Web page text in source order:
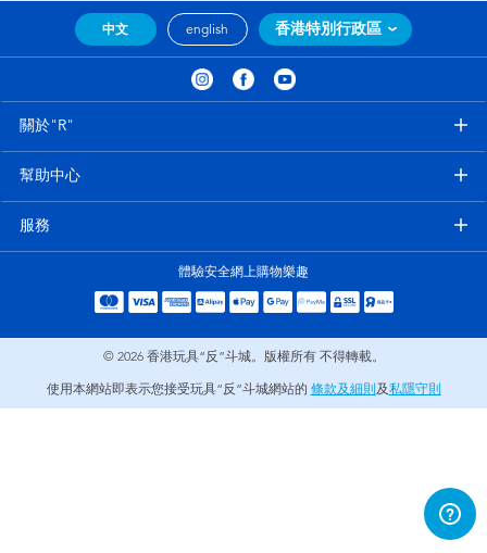
娃娃, 芭比,收藏公仔
益智學習玩具
戶外及運動用品
角色扮演及造型系列
Pokemon寶可夢
LeapFrog跳跳蛙
Globber高樂寶
14歳以上
中文 english 香港特別行政區
關於"R"
幫助中心
服務
體驗安全網上購物樂趣
© 2026 香港玩具“反”斗城。版權所有 不得轉載。
使用本網站即表示您接受玩具“反”斗城網站的 條款及細則 及私隱守則